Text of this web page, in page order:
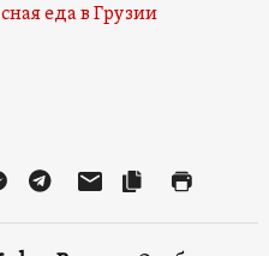
еда в Грузии